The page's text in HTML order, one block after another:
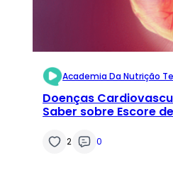
Academia Da Nutrição
Doenças
Saber sobre Escore
2 0